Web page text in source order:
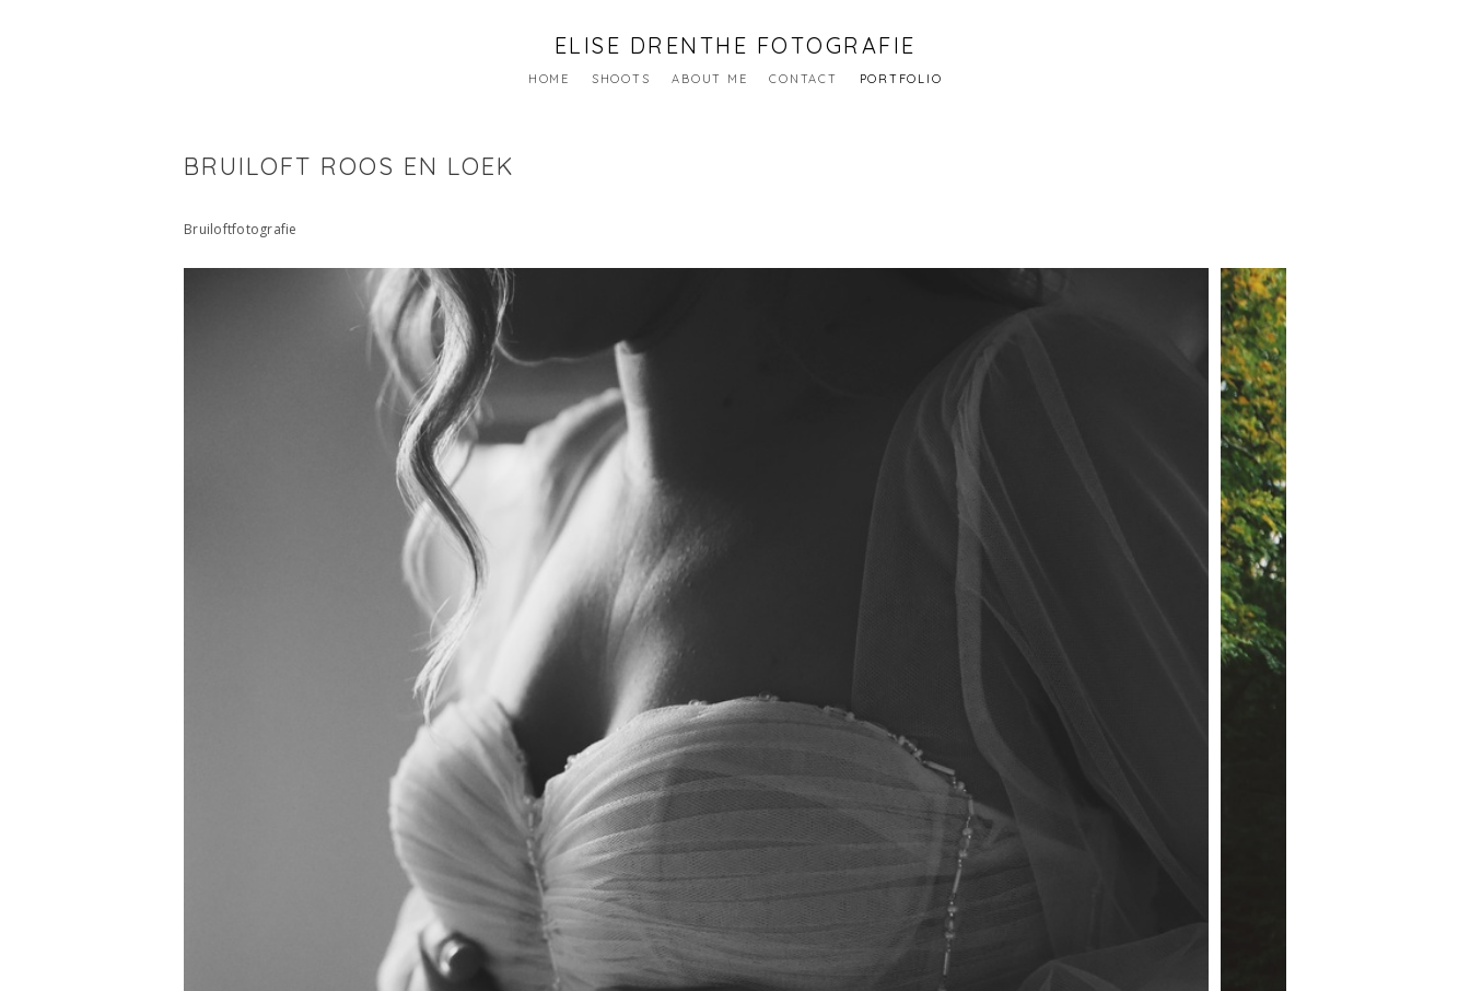
ELISE DRENTHE FOTOGRAFIE
HOME SHOOTS ABOUT ME CONTACT PORTFOLIO
BRUILOFT ROOS EN LOEK
Bruiloftfotografie